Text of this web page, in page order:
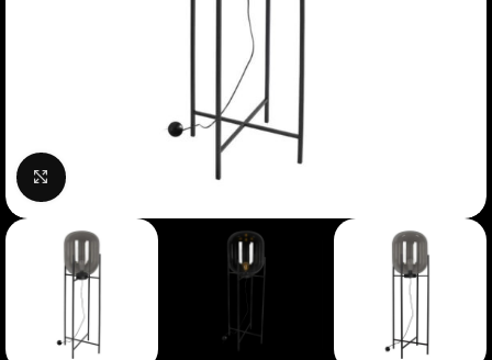
Нажмите, чтобы увеличить изображение